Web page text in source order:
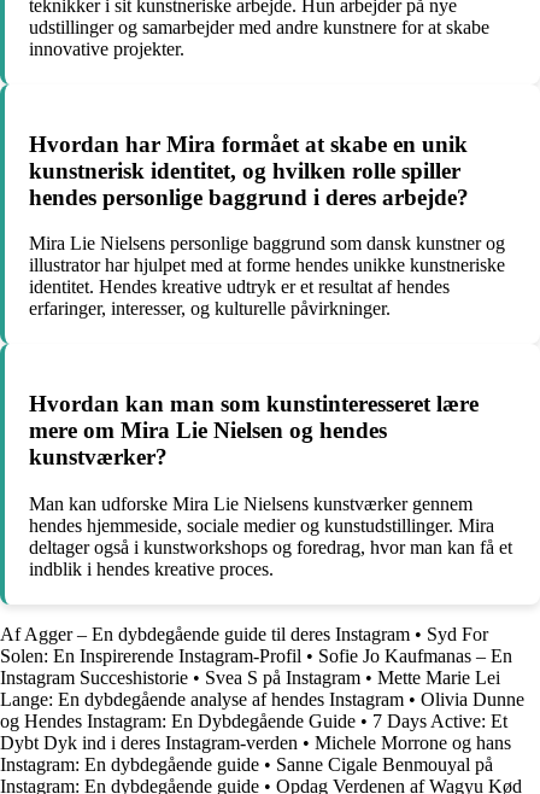
teknikker i sit kunstneriske arbejde. Hun arbejder på nye
udstillinger og samarbejder med andre kunstnere for at skabe
innovative projekter.
Hvordan har Mira formået at skabe en unik
kunstnerisk identitet, og hvilken rolle spiller
hendes personlige baggrund i deres arbejde?
Mira Lie Nielsens personlige baggrund som dansk kunstner og
illustrator har hjulpet med at forme hendes unikke kunstneriske
identitet. Hendes kreative udtryk er et resultat af hendes
erfaringer, interesser, og kulturelle påvirkninger.
Hvordan kan man som kunstinteresseret lære
mere om Mira Lie Nielsen og hendes
kunstværker?
Man kan udforske Mira Lie Nielsens kunstværker gennem
hendes hjemmeside, sociale medier og kunstudstillinger. Mira
deltager også i kunstworkshops og foredrag, hvor man kan få et
indblik i hendes kreative proces.
Af Agger – En dybdegående guide til deres Instagram • Syd For
Solen: En Inspirerende Instagram-Profil • Sofie Jo Kaufmanas – En
Instagram Succeshistorie • Svea S på Instagram • Mette Marie Lei
Lange: En dybdegående analyse af hendes Instagram • Olivia Dunne
og Hendes Instagram: En Dybdegående Guide • 7 Days Active: Et
Dybt Dyk ind i deres Instagram-verden • Michele Morrone og hans
Instagram: En dybdegående guide • Sanne Cigale Benmouyal på
Instagram: En dybdegående guide • Opdag Verdenen af Wagyu Kød